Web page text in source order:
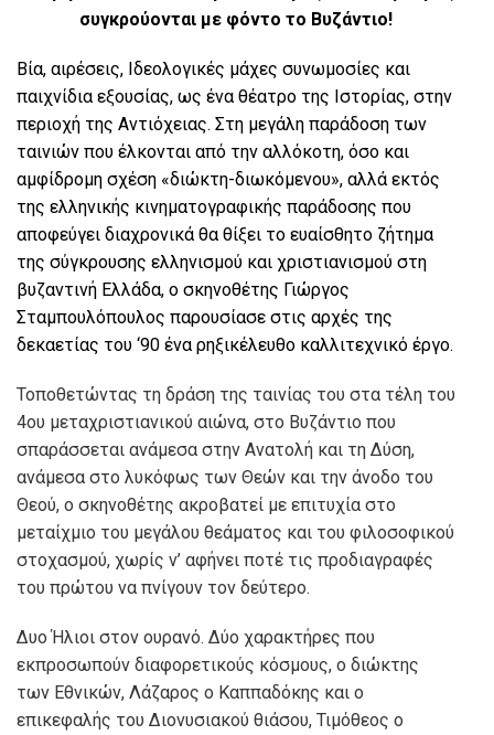
συγκρούονται με φόντο το Βυζάντιο!
Βία, αιρέσεις, Ιδεολογικές μάχες συνωμοσίες και
παιχνίδια εξουσίας, ως ένα θέατρο της Ιστορίας, στην
περιοχή της Αντιόχειας. Στη μεγάλη παράδοση των
ταινιών που έλκονται από την αλλόκοτη, όσο και
αμφίδρομη σχέση «διώκτη-διωκόμενου», αλλά εκτός
της ελληνικής κινηματογραφικής παράδοσης που
αποφεύγει διαχρονικά θα θίξει το ευαίσθητο ζήτημα
της σύγκρουσης ελληνισμού και χριστιανισμού στη
βυζαντινή Ελλάδα, ο σκηνοθέτης Γιώργος
Σταμπουλόπουλος παρουσίασε στις αρχές της
δεκαετίας του ‘90 ένα ρηξικέλευθο καλλιτεχνικό έργο.
Τοποθετώντας τη δράση της ταινίας του στα τέλη του
4ου μεταχριστιανικού αιώνα, στο Βυζάντιο που
σπαράσσεται ανάμεσα στην Ανατολή και τη Δύση,
ανάμεσα στο λυκόφως των Θεών και την άνοδο του
Θεού, ο σκηνοθέτης ακροβατεί με επιτυχία στο
μεταίχμιο του μεγάλου θεάματος και του φιλοσοφικού
στοχασμού, χωρίς ν’ αφήνει ποτέ τις προδιαγραφές
του πρώτου να πνίγουν τον δεύτερο.
Δυο Ήλιοι στον ουρανό. Δύο χαρακτήρες που
εκπροσωπούν διαφορετικούς κόσμους, ο διώκτης
των Εθνικών, Λάζαρος ο Καππαδόκης και ο
επικεφαλής του Διονυσιακού θιάσου, Τιμόθεος ο